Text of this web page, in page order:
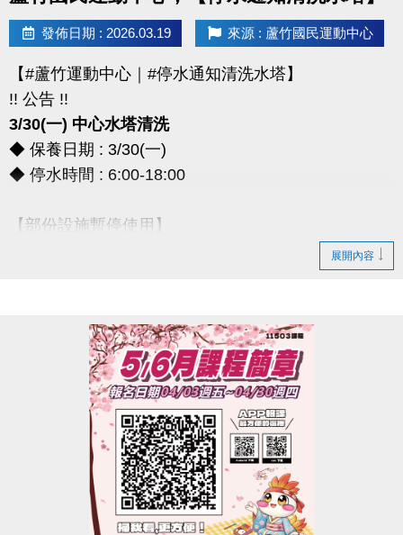
用），須現場報名繳費使用。
想報名期課及家教班的運動好友們，千萬別錯過喔～～～
發佈日期 : 2026.03.19 來源 : 蘆竹國民運動中心
【#蘆竹運動中心｜#停水通知清洗水塔】
!! 公告 !!
3/30(一) 中心水塔清洗
◆ 保養日期 : 3/30(一)
◆ 停水時間 : 6:00-18:00
【部份設施暫停使用】
*** 造成不便，敬請見諒 ***
-洽詢專線：03-2639066 #111、112
-官網 :
https://www.lzsports.com.tw/zh_TW/news/pageID/1/
-FB : 桃園市蘆竹國民運動中心
-IG : @luzhusports
展開內容